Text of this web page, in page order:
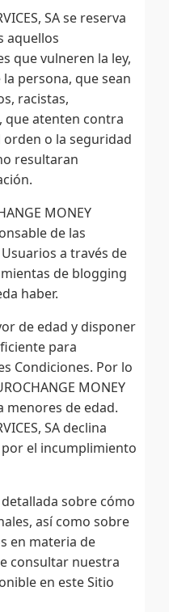
SA se reserva
aquellos
que vulneren la ley,
persona, que sean
racistas,
atenten contra
o la seguridad
resultaran
MONEY
de las
a través de
de blogging
haber.
de edad y disponer
para
Condiciones. Por lo
MONEY
menores de edad.
SA declina
el incumplimiento
sobre cómo
así como sobre
en materia de
consultar nuestra
en este Sitio